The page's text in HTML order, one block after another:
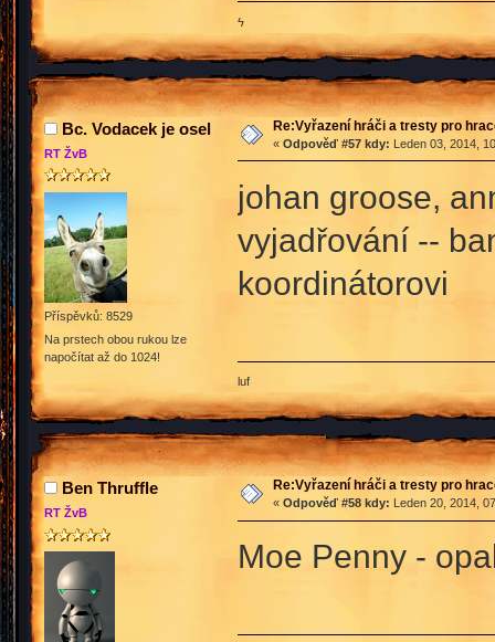
ϟ
Bc. Vodacek je osel
RT ŽvB
Příspěvků: 8529
Na prstech obou rukou lze
napočítat až do 1024!
Re:Vyřazení hráči a tresty pro
« Odpověď #57 kdy: Leden 03, 2014,
johan groose,
vyjadřování --
koordinátorovi
luf
Ben Thruffle
RT ŽvB
Re:Vyřazení hráči a tresty pro
« Odpověď #58 kdy: Leden 20, 2014,
Moe Penny -